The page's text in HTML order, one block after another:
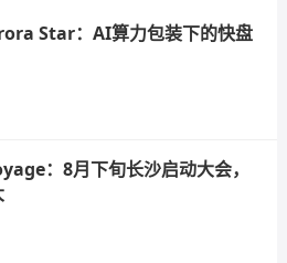
Star：AI算力包装下的快盘
：8月下旬长沙启动大会，